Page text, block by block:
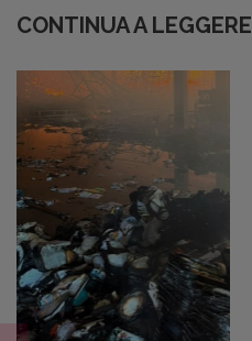
CONTINUA A LEGGERE